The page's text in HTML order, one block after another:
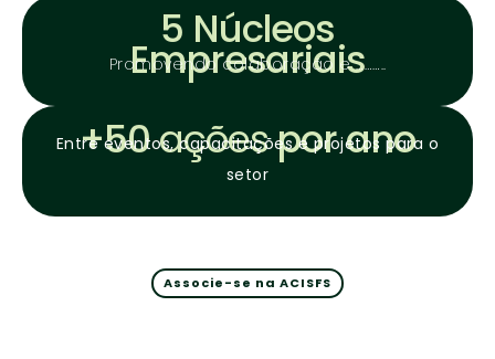
5 Núcleos
Empresariais
Promovendo colaboração e ………..
+50açõespor ano
Entre eventos, capacitações e projetos para o
setor
Associe-se na ACISFS